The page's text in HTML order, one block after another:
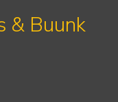
& Buunk